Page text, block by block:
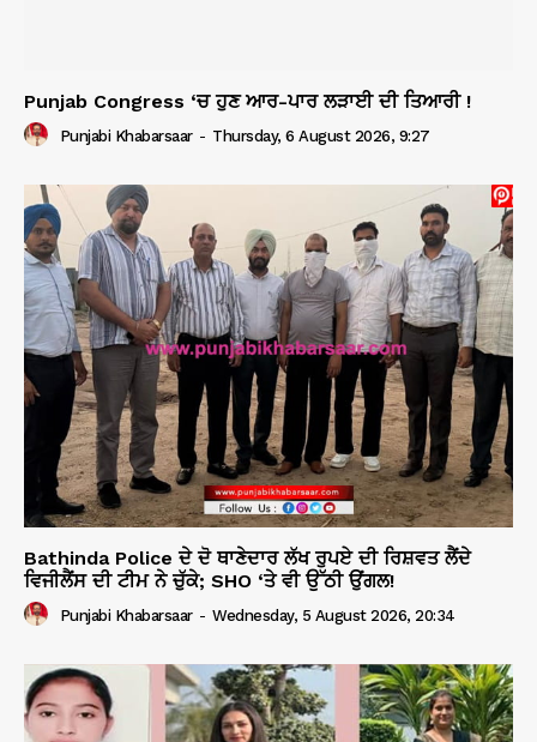
Punjab Congress ‘ਚ ਹੁਣ ਆਰ-ਪਾਰ ਲੜਾਈ ਦੀ ਤਿਆਰੀ !
Punjabi Khabarsaar - Thursday, 6 August 2026, 9:27
Bathinda Police ਦੇ ਦੋ ਥਾਣੇਦਾਰ ਲੱਖ ਰੁਪਏ ਦੀ ਰਿਸ਼ਵਤ ਲੈਂਦੇ
ਵਿਜੀਲੈਂਸ ਦੀ ਟੀਮ ਨੇ ਚੁੱਕੇ; SHO ‘ਤੇ ਵੀ ਉੱਠੀ ਉਂਗਲ!
Punjabi Khabarsaar - Wednesday, 5 August 2026, 20:34